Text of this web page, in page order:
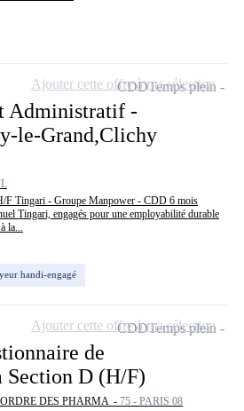
Administratif -
le-Grand,Clichy
F Tingari - Groupe Manpower - CDD 6 mois
Tingari, engagés pour une employabilité durable
la...
handi-engagé
CDDTemps plein
Ajouter cette offre à ma sélection
de
Section D (H/F)
DES PHARMA - 75 - PARIS 08
CDDTemps plein
Ajouter cette offre à ma sélection